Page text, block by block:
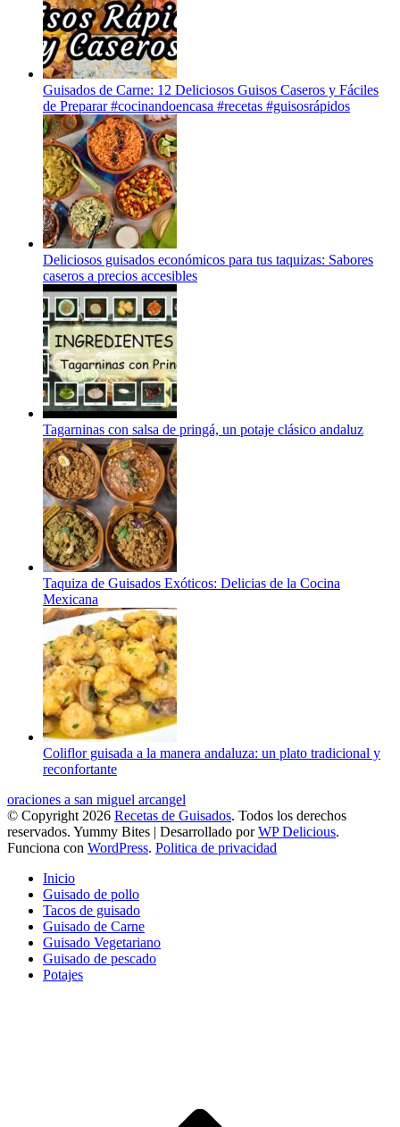
Guisados de Carne: 12 Deliciosos Guisos Caseros y Fáciles
de Preparar #cocinandoencasa #recetas #guisosrápidos
Deliciosos guisados económicos para tus taquizas: Sabores
caseros a precios accesibles
Tagarninas con salsa de pringá, un potaje clásico andaluz
Taquiza de Guisados Exóticos: Delicias de la Cocina
Mexicana
Coliflor guisada a la manera andaluza: un plato tradicional y
reconfortante
oraciones a san miguel arcangel
© Copyright 2026 Recetas de Guisados. Todos los derechos
reservados. Yummy Bites | Desarrollado porWP Delicious.
Funciona con WordPress. Politica de privacidad
Inicio
Guisado de pollo
Tacos de guisado
Guisado de Carne
Guisado Vegetariano
Guisado de pescado
Potajes